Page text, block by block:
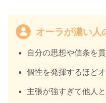
オーラが濃い人
自分の思想や信条を
個性を発揮するほど
主張が強すぎて他人